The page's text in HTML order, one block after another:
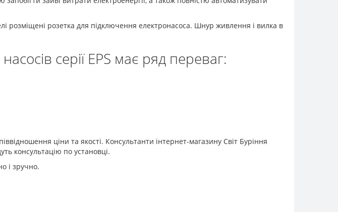
розміщені розетка для підключення електронасоса. Шнур живлення і вилка в
серії EPS має ряд переваг:
ціни та якості. Консультанти інтернет-магазину Світ Буріння
консультацію по установці.
і зручно.